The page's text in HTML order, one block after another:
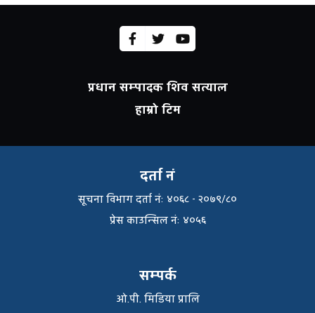
प्रधान सम्पादक शिव सत्याल
हाम्रो टिम
दर्ता नं
सूचना विभाग दर्ता नंः ४०६८ - २०७९/८०
प्रेस काउन्सिल नंः ४०५६
सम्पर्क
ओ.पी. मिडिया प्रालि